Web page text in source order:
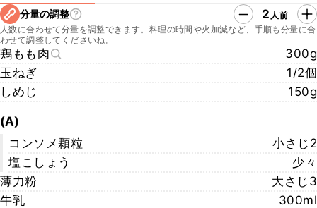
分量の調整 2 人前
人数に合わせて分量を調整できます。料理の時間や火加減など、手順も分量に合
わせて調整してくださいね。
鶏もも肉
300g
玉ねぎ
1/2個
しめじ
150g
(A)
コンソメ顆粒
小さじ2
塩こしょう
少々
薄力粉
大さじ3
牛乳
300ml